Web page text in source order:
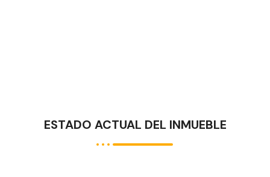
ESTADO ACTUAL DEL INMUEBLE